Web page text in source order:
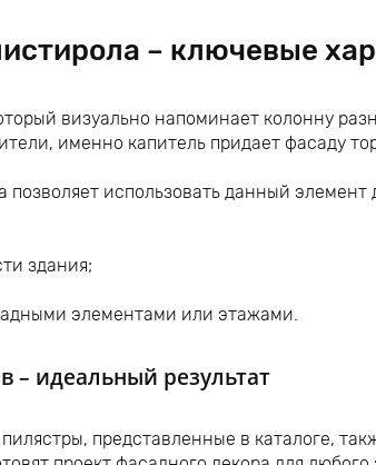
– ключевые
визуально напоминает колонну
именно капитель придает фасаду
использовать данный элемент
здания;
элементами или этажами.
– идеальный результат
представленные в каталоге,